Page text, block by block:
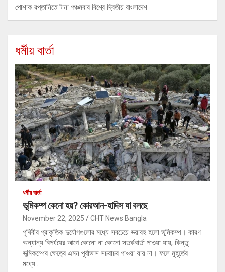
পোশাক রপ্তানিতে টানা পঞ্চমবার বিশ্বে দ্বিতীয় বাংলাদেশ
ধর্মীয় বার্তা
ধর্মীয় বার্তা
ভূমিকম্প কেনো হয়? কোরআন-হাদিস যা বলছে
November 22, 2025 CHT News Bangla
পৃথিবীর প্রাকৃতিক দুর্যোগগুলোর মধ্যে সবচেয়ে ভয়াবহ হলো ভূমিকম্প। কারণ
অন্যান্য বিপর্যয়ের আগে কোনো না কোনো সতর্কবার্তা পাওয়া যায়, কিন্তু
ভূমিকম্পের ক্ষেত্রে এমন পূর্বাভাস সচরাচর পাওয়া যায় না। ফলে মুহূর্তের
মধ্যে…